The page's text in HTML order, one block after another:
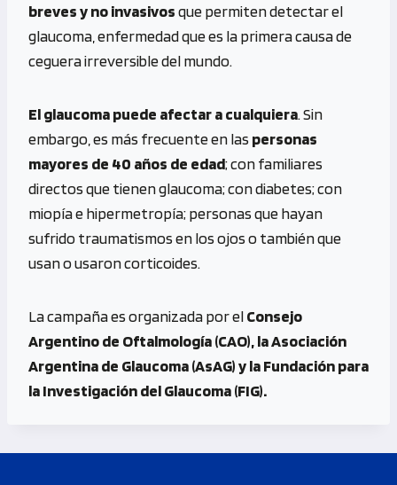
breves y no invasivosque permiten detectar el
glaucoma, enfermedad que es la primera causa de
ceguera irreversible del mundo.
El glaucoma puede afectar a cualquiera. Sin
embargo, es más frecuente en las personas
mayores de 40 años de edad; con familiares
directos que tienen glaucoma; con diabetes; con
miopía e hipermetropía; personas que hayan
sufrido traumatismos en los ojos o también que
usan o usaron corticoides.
La campaña es organizada por elConsejo
Argentino de Oftalmología (CAO), la Asociación
Argentina de Glaucoma (AsAG) y la Fundación para
la Investigación del Glaucoma (FIG).